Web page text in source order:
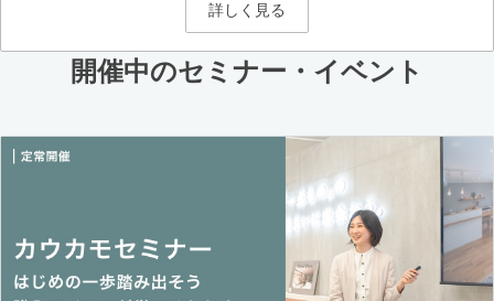
詳しく見る
開催中のセミナー・イベント